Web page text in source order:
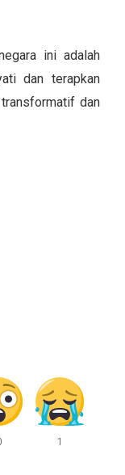
ini adalah
dan terapkan
dan